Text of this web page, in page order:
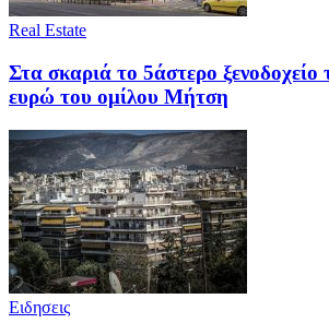
Real Estate
Στα σκαριά το 5άστερο ξενοδοχείο
ευρώ του ομίλου Μήτση
Ειδησεις